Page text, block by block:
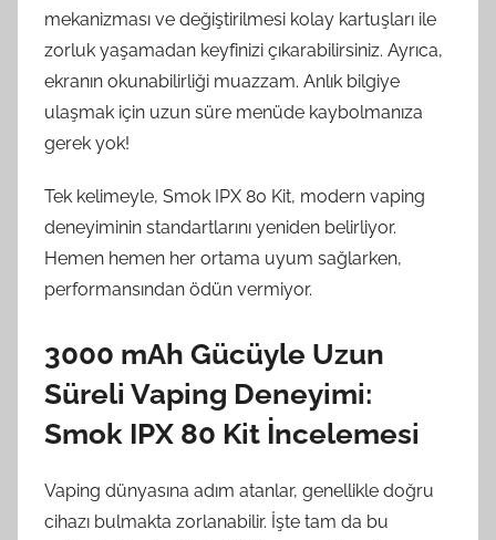
mekanizması ve değiştirilmesi kolay kartuşları ile
zorluk yaşamadan keyfinizi çıkarabilirsiniz. Ayrıca,
ekranın okunabilirliği muazzam. Anlık bilgiye
ulaşmak için uzun süre menüde kaybolmanıza
gerek yok!
Tek kelimeyle, Smok IPX 80 Kit, modern vaping
deneyiminin standartlarını yeniden belirliyor.
Hemen hemen her ortama uyum sağlarken,
performansından ödün vermiyor.
3000 mAh Gücüyle Uzun
Süreli Vaping Deneyimi:
Smok IPX 80 Kit İncelemesi
Vaping dünyasına adım atanlar, genellikle doğru
cihazı bulmakta zorlanabilir. İşte tam da bu